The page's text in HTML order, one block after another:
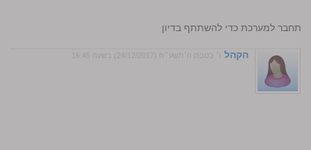
התחבר למערכת כדי להשתתף בדיון
הקהל ו׳ בטבת ה׳תשע״ח (24/12/2017) בשעה 16:45